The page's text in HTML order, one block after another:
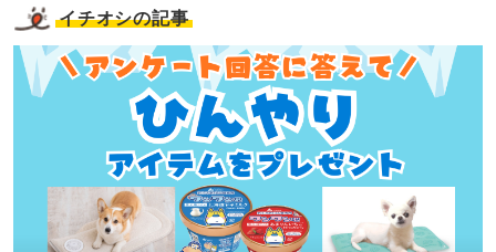
イチオシの記事